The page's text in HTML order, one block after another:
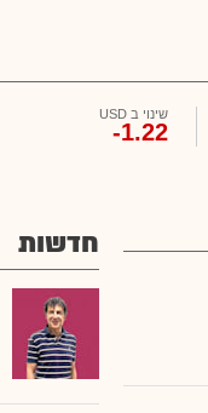
שינוי ב USD
-1.22
חדשות